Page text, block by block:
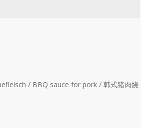
/ BBQ sauce for pork / 韩式猪肉烧